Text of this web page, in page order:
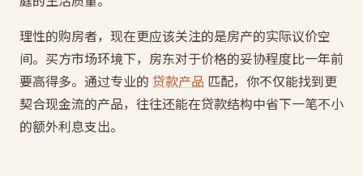
理性的购房者，现在更应该关注的是房产的实际议价空
间。买方市场环境下，房东对于价格的妥协程度比一年前
要高得多。通过专业的 贷款产品 匹配，你不仅能找到更
契合现金流的产品，往往还能在贷款结构中省下一笔不小
的额外利息支出。